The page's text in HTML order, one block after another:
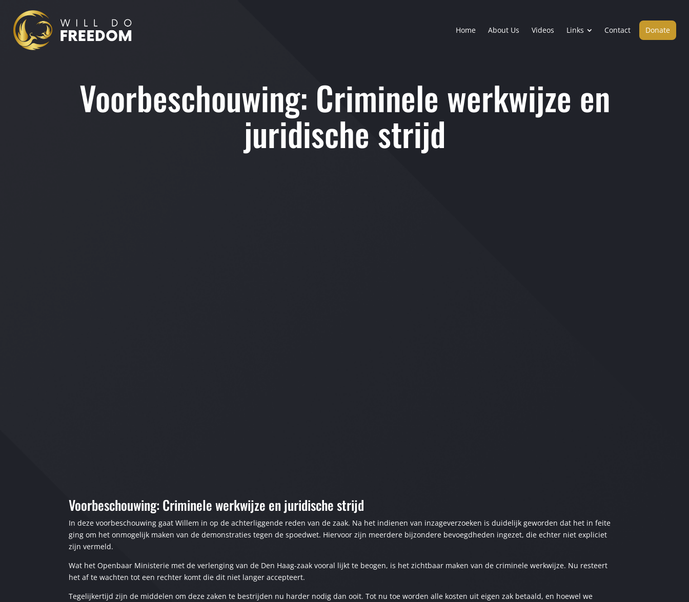
Home About Us Videos Links Contact Donate
Voorbeschouwing: Criminele werkwijze en
juridische strijd
Voorbeschouwing: Criminele werkwijze en juridische strijd
In deze voorbeschouwing gaat Willem in op de achterliggende reden van de zaak. Na het indienen van inzageverzoeken is duidelijk geworden dat het in feite
ging om het onmogelijk maken van de demonstraties tegen de spoedwet. Hiervoor zijn meerdere bijzondere bevoegdheden ingezet, die echter niet expliciet
zijn vermeld.
Wat het Openbaar Ministerie met de verlenging van de Den Haag‑zaak vooral lijkt te beogen, is het zichtbaar maken van de criminele werkwijze. Nu resteert
het af te wachten tot een rechter komt die dit niet langer accepteert.
Tegelijkertijd zijn de middelen om deze zaken te bestrijden nu harder nodig dan ooit. Tot nu toe worden alle kosten uit eigen zak betaald, en hoewel we